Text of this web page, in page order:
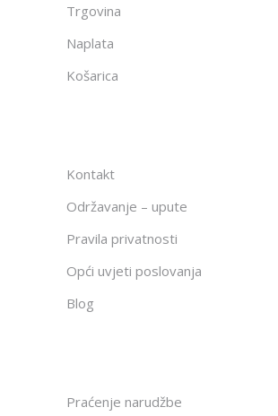
Trgovina
Naplata
Košarica
Kontakt
Održavanje – upute
Pravila privatnosti
Opći uvjeti poslovanja
Blog
Praćenje narudžbe